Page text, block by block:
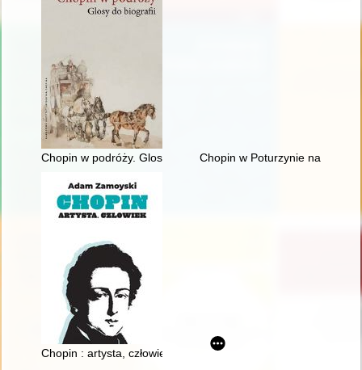
Chopin w podróży. Glosy do biografiiChopin w Poturzynie na Ziemi
Chopin : artysta, człowiek